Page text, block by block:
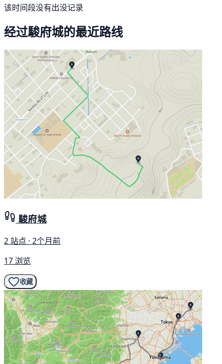
该时间段没有出没记录
经过駿府城的最近路线
駿府城
2 站点 · 2个月前
17 浏览
收藏